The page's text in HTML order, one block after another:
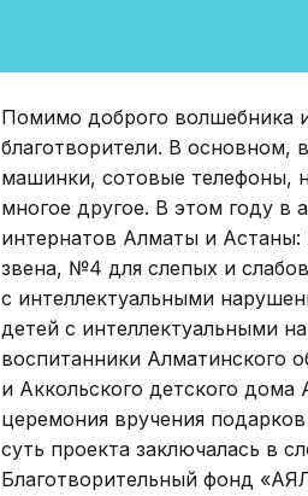
Помимо доброго волшебника
благотворители. В основном,
машинки, сотовые телефоны,
многое другое. В этом году в
интернатов Алматы и Астаны:
звена, №4 для слепых и
с интеллектуальными
детей с интеллектуальными
воспитанники Алматинского
и Аккольского детского
церемония вручения
суть проекта заключалась в
Благотворительный фонд